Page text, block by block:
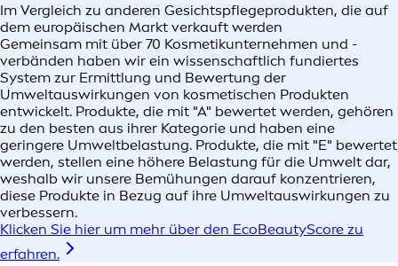
Im Vergleich zu anderen Gesichtspflegeprodukten, die auf
dem europäischen Markt verkauft werden​
Gemeinsam mit über 70 Kosmetikunternehmen und -
verbänden haben wir ein wissenschaftlich fundiertes
System zur Ermittlung und Bewertung der
Umweltauswirkungen von kosmetischen Produkten
entwickelt. Produkte, die mit "A" bewertet werden, gehören
zu den besten aus ihrer Kategorie und haben eine
geringere Umweltbelastung. Produkte, die mit "E" bewertet
werden, stellen eine höhere Belastung für die Umwelt dar,
weshalb wir unsere Bemühungen darauf konzentrieren,
diese Produkte in Bezug auf ihre Umweltauswirkungen zu
verbessern.
Klicken Sie hier um mehr über den EcoBeautyScore zu
erfahren.